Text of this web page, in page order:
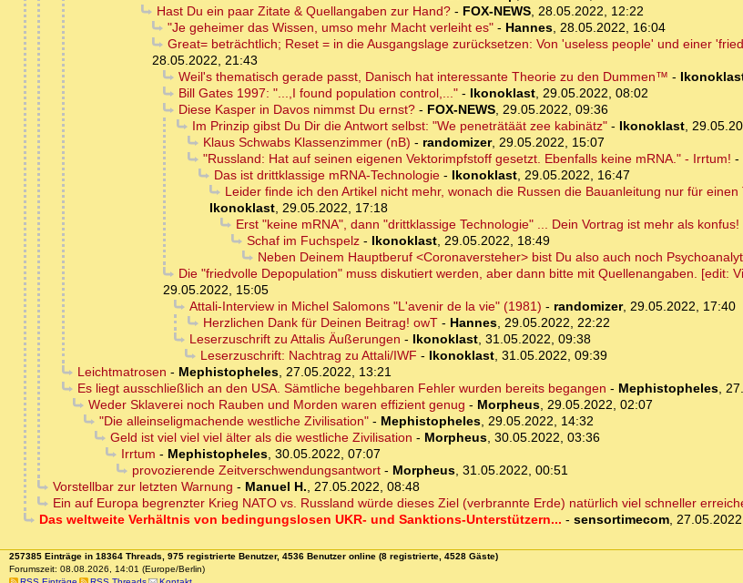
Hast Du ein paar Zitate & Quellangaben zur Hand?- FOX-NEWS, 28.05.2022, 12:22
"Je geheimer das Wissen, umso mehr Macht verleiht es"- Hannes, 28.05.2022, 16:04
Great= beträchtlich; Reset = in die Ausgangslage zurücksetzen: Von 'useless people' und einer
28.05.2022, 21:43
Weil's thematisch gerade passt, Danisch hat interessante Theorie zu den Dummen™ -
Bill Gates 1997: "...,I found population control,..."- Ikonoklast, 29.05.2022, 08:02
Diese Kasper in Davos nimmst Du ernst?- FOX-NEWS, 29.05.2022, 09:36
Im Prinzip gibst Du Dir die Antwort selbst: "We peneträtäät zee kabinätz"- Ikonoklast,
Klaus Schwabs Klassenzimmer (nB) - randomizer, 29.05.2022, 15:07
"Russland: Hat auf seinen eigenen Vektorimpfstoff gesetzt. Ebenfalls keine mRNA." - Irrtum! -
Das ist drittklassige mRNA-Technologie- Ikonoklast, 29.05.2022, 16:47
Leider finde ich den Artikel nicht mehr, wonach die Russen die Bauanleitung nur für
Ikonoklast, 29.05.2022, 17:18
Erst "keine mRNA", dann "drittklassige Technologie" ... Dein Vortrag ist mehr als konfus!
Schaf im Fuchspelz- Ikonoklast, 29.05.2022, 18:49
Neben Deinem Hauptberuf <Coronaversteher> bist Du also auch noch
Die "friedvolle Depopulation" muss diskutiert werden, aber dann bitte mit Quellenangaben. [edit:
29.05.2022, 15:05
Attali-Interview in Michel Salomons "L'avenir de la vie" (1981) - randomizer, 29.05.2022, 17:40
Herzlichen Dank für Deinen Beitrag! owT- Hannes, 29.05.2022, 22:22
Leserzuschrift zu Attalis Äußerungen - Ikonoklast, 31.05.2022, 09:38
Leserzuschrift: Nachtrag zu Attali/IWF - Ikonoklast, 31.05.2022, 09:39
Leichtmatrosen - Mephistopheles, 27.05.2022, 13:21
Es liegt ausschließlich an den USA. Sämtliche begehbaren Fehler wurden bereits begangen - Mephistopheles,
Weder Sklaverei noch Rauben und Morden waren effizient genug - Morpheus, 29.05.2022, 02:07
"Die alleinseligmachende westliche Zivilisation"- Mephistopheles, 29.05.2022, 14:32
Geld ist viel viel viel älter als die westliche Zivilisation - Morpheus, 30.05.2022, 03:36
Irrtum - Mephistopheles, 30.05.2022, 07:07
provozierende Zeitverschwendungsantwort- Morpheus, 31.05.2022, 00:51
Vorstellbar zur letzten Warnung - Manuel H., 27.05.2022, 08:48
Ein auf Europa begrenzter Krieg NATO vs. Russland würde dieses Ziel (verbrannte Erde) natürlich viel schneller
Das weltweite Verhältnis von bedingungslosen UKR- und Sanktions-Unterstützern... - sensortimecom,
257385 Einträge in 18364 Threads, 975 registrierte Benutzer, 4536 Benutzer online (8 registrierte, 4528 Gäste)
Forumszeit: 08.08.2026, 14:01 (Europe/Berlin)